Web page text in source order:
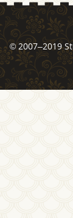
© 2007–2019